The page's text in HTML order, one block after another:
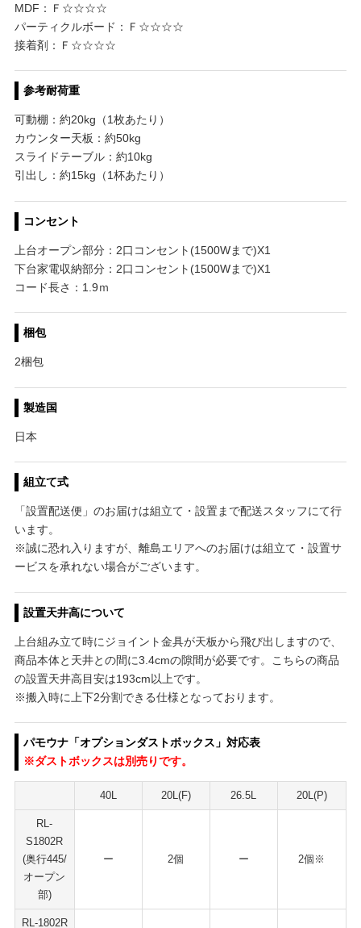
MDF：Ｆ☆☆☆☆
パーティクルボード：Ｆ☆☆☆☆
接着剤：Ｆ☆☆☆☆
参考耐荷重
可動棚：約20kg（1枚あたり）
カウンター天板：約50kg
スライドテーブル：約10kg
引出し：約15kg（1杯あたり）
コンセント
上台オープン部分：2口コンセント(1500Wまで)X1
下台家電収納部分：2口コンセント(1500Wまで)X1
コード長さ：1.9ｍ
梱包
2梱包
製造国
日本
組立て式
「設置配送便」のお届けは組立て・設置まで配送スタッフにて行
います。
※誠に恐れ入りますが、離島エリアへのお届けは組立て・設置サ
ービスを承れない場合がございます。
設置天井高について
上台組み立て時にジョイント金具が天板から飛び出しますので、
商品本体と天井との間に3.4cmの隙間が必要です。こちらの商品
の設置天井高目安は193cm以上です。
※搬入時に上下2分割できる仕様となっております。
パモウナ「オプションダストボックス」対応表
※ダストボックスは別売りです。
40L 20L(F) 26.5L 20L(P)
RL-
S1802R
(奥行445/
オープン
部)
ー 2個 ー 2個※
RL-1802R